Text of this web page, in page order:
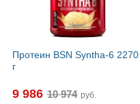
Протеин BSN Syntha-6 2270
г
9 986 руб.